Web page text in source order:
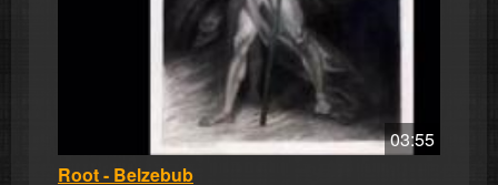
03:55
Root - Belzebub